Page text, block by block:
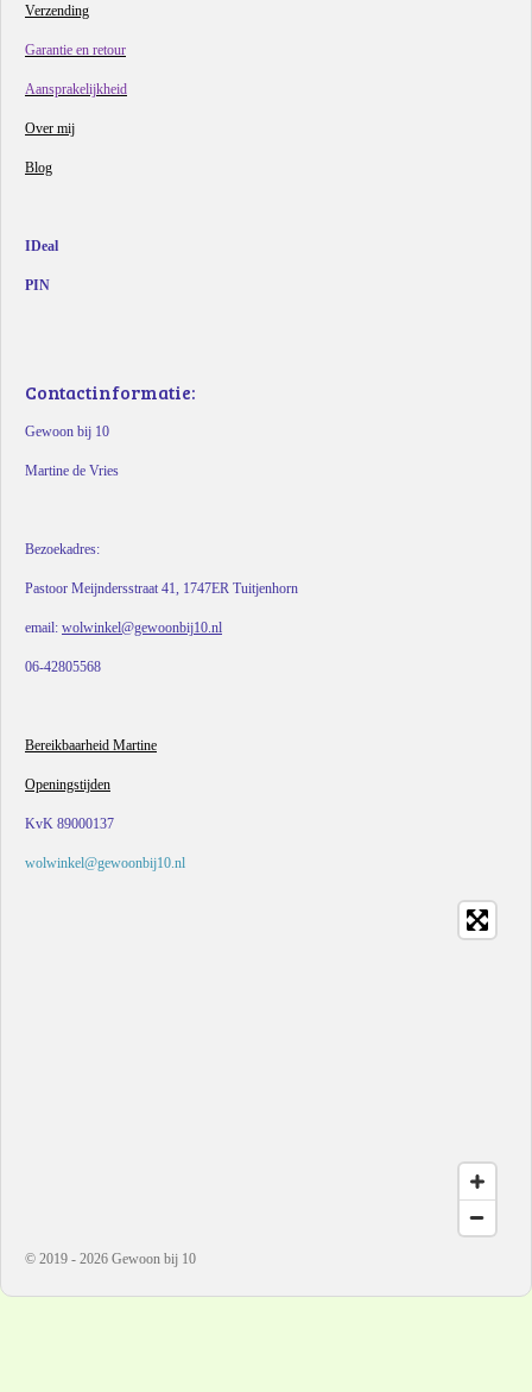
Verzending
Garantie en retour
Aansprakelijkheid
Over mij
Blog
IDeal
PIN
Contactinformatie:
Gewoon bij 10
Martine de Vries
Bezoekadres:
Pastoor Meijndersstraat 41, 1747ER Tuitjenhorn
email: wolwinkel@gewoonbij10.nl
06-42805568
Bereikbaarheid Martine
Openingstijden
KvK 89000137
wolwinkel@gewoonbij10.nl
© 2019 - 2026 Gewoon bij 10